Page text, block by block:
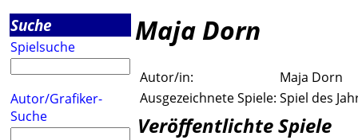
Suche
Spielsuche
Autor/Grafiker-
Suche
Maja Dorn
Autor/in:
Maja Dorn
Ausgezeichnete Spiele: Spiel des
Veröffentlichte Spiele